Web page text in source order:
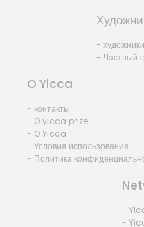
- художники
- Частный
O Yicca
- контакты
- O yicca prize
- O Yicca
- Условия использования
- Политика
-
-